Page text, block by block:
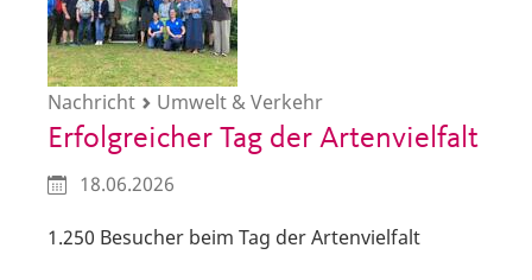
Nachricht Umwelt & Verkehr
Erfolgreicher Tag der Artenvielfalt
18.06.2026
1.250 Besucher beim Tag der Artenvielfalt